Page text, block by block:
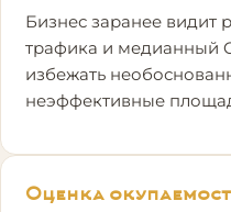
Бизнес заранее видит
трафика и медианный
избежать
неэффективные
Оценка